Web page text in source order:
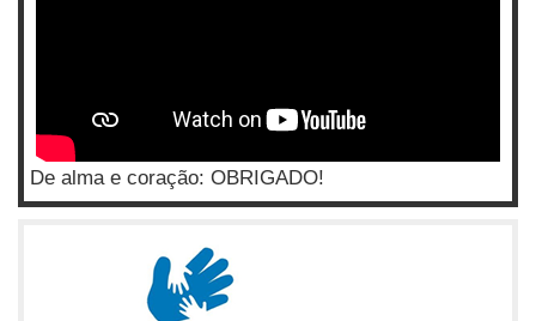
De alma e coração: OBRIGADO!